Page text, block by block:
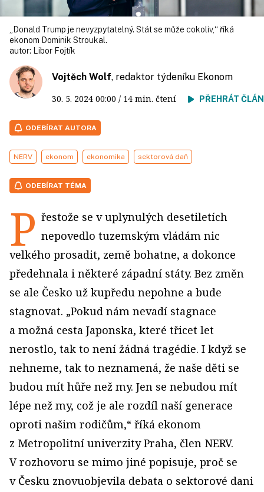
„Donald Trump je nevyzpytatelný. Stát se může cokoliv,“ říká
ekonom Dominik Stroukal.
autor:
Libor Fojtík
Vojtěch Wolf, redaktor týdeníku Ekonom
30. 5. 2024 00:00 / 14 min. čtení PŘEHRÁT
ODEBÍRAT AUTORA
NERV ekonom ekonomika sektorová daň
ODEBÍRAT TÉMA
P řestože se v uplynulých desetiletích
nepovedlo tuzemským vládám nic
velkého prosadit, země bohatne, a dokonce
předehnala i některé západní státy. Bez změn
se ale Česko už kupředu nepohne a bude
stagnovat. „Pokud nám nevadí stagnace
a možná cesta Japonska, které třicet let
nerostlo, tak to není žádná tragédie. I když se
nehneme, tak to neznamená, že naše děti se
budou mít hůře než my. Jen se nebudou mít
lépe než my, což je ale rozdíl naší generace
oproti našim rodičům,“ říká ekonom
z Metropolitní univerzity Praha, člen NERV.
V rozhovoru se mimo jiné popisuje, proč se
v Česku znovuobjevila debata o sektorové dani